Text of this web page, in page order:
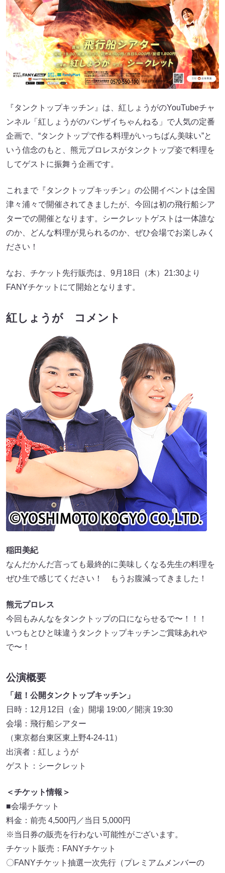
『タンクトップキッチン』は、紅しょうがのYouTubeチャ
ンネル「紅しょうがのバンザイちゃんねる」で人気の定番
企画で、“タンクトップで作る料理がいっちばん美味い”と
いう信念のもと、熊元プロレスがタンクトップ姿で料理を
してゲストに振舞う企画です。
これまで『タンクトップキッチン』の公開イベントは全国
津々浦々で開催されてきましたが、今回は初の飛行船シア
ターでの開催となります。シークレットゲストは一体誰な
のか、どんな料理が見られるのか、ぜひ会場でお楽しみく
ださい！
なお、チケット先行販売は、9月18日（木）21:30より
FANYチケットにて開始となります。
紅しょうが コメント
稲田美紀
なんだかんだ言っても最終的に美味しくなる先生の料理を
ぜひ生で感じてください！ もうお腹減ってきました！
熊元プロレス
今回もみんなをタンクトップの口にならせるで〜！！！
いつもとひと味違うタンクトップキッチンご賞味あれや
で〜！
公演概要
「超！公開タンクトップキッチン」
日時：12月12日（金）開場 19:00／開演 19:30
会場：飛行船シアター
（東京都台東区東上野4-24-11）
出演者：紅しょうが
ゲスト：シークレット
＜チケット情報＞
■会場チケット
料金：前売 4,500円／当日 5,000円
※当日券の販売を行わない可能性がございます。
チケット販売：FANYチケット
〇FANYチケット抽選一次先行（プレミアムメンバーの